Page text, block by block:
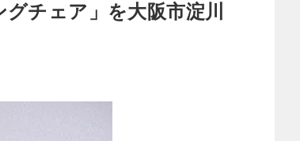
チェア」を大阪市淀川